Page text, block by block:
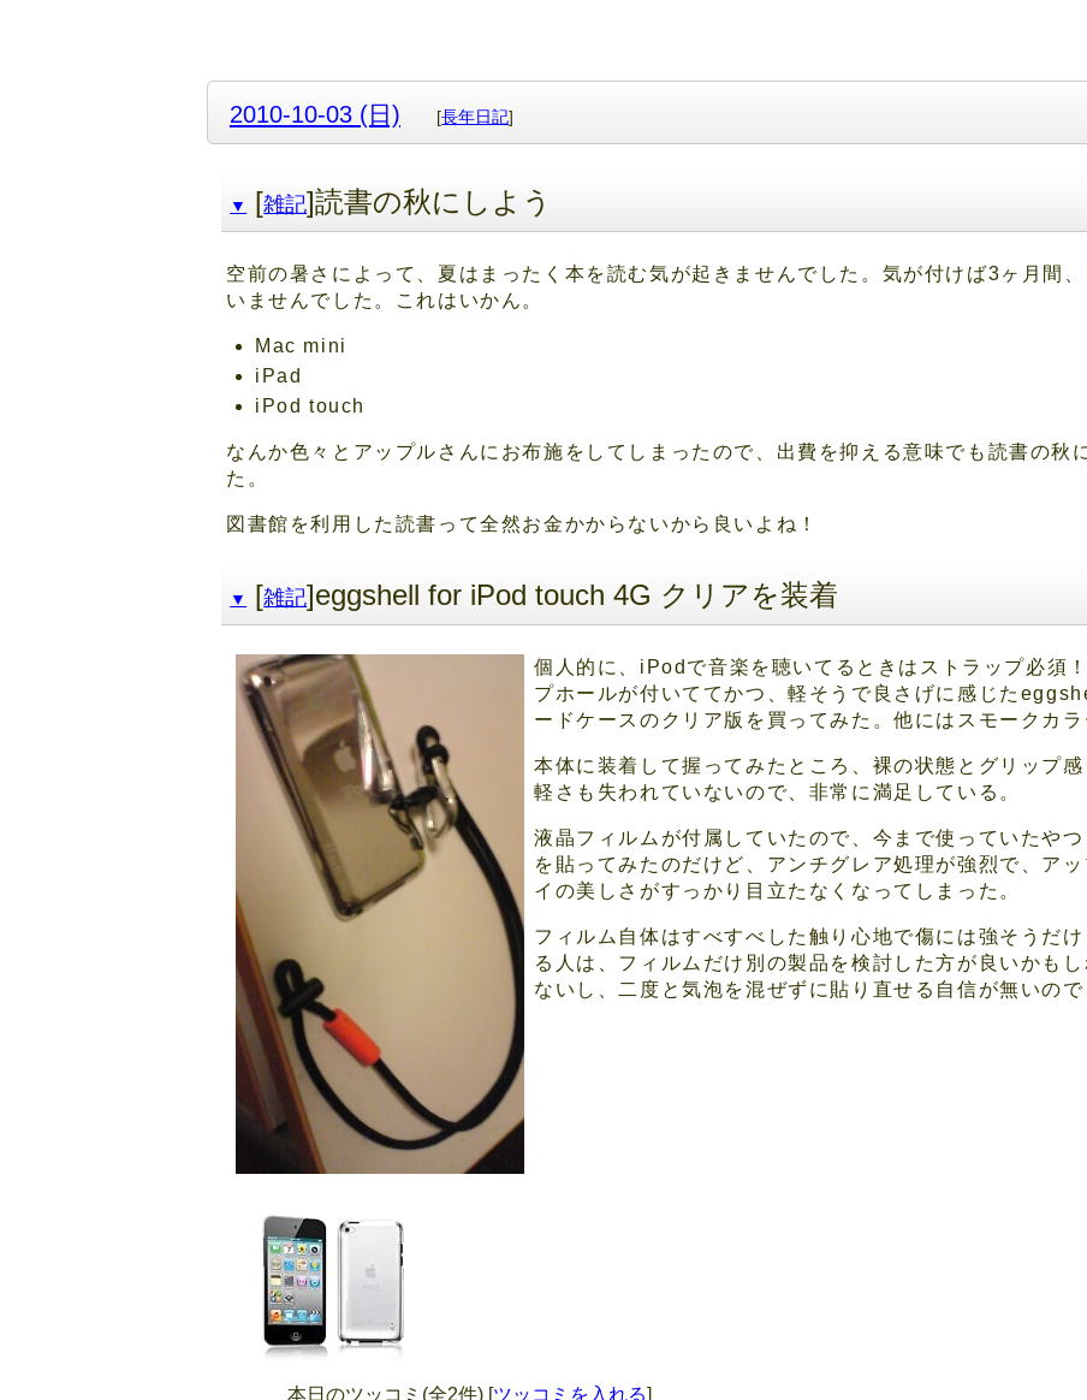
2010-10-03 (日) [長年日記]
▼ [雑記]読書の秋にしよう
空前の暑さによって、夏はまったく本を読む気が起きませんでした。気が付けば3ヶ月間
いませんでした。これはいかん。
Mac mini
iPad
iPod touch
なんか色々とアップルさんにお布施をしてしまったので、出費を抑える意味でも読書の秋
た。
図書館を利用した読書って全然お金かからないから良いよね！
▼ [雑記]eggshell for iPod touch 4G クリアを装着
個人的に、iPodで音楽を聴いてるときはストラップ必須
プホールが付いててかつ、軽そうで良さげに感じた
ードケースのクリア版を買ってみた。他にはスモークカラ
本体に装着して握ってみたところ、裸の状態とグリップ
軽さも失われていないので、非常に満足している。
液晶フィルムが付属していたので、今まで使っていたや
を貼ってみたのだけど、アンチグレア処理が強烈で、ア
イの美しさがすっかり目立たなくなってしまった。
フィルム自体はすべすべした触り心地で傷には強そうだ
る人は、フィルムだけ別の製品を検討した方が良いかも
ないし、二度と気泡を混ぜずに貼り直せる自信が無いの
本日のツッコミ(全2件) [ツッコミを入れる]